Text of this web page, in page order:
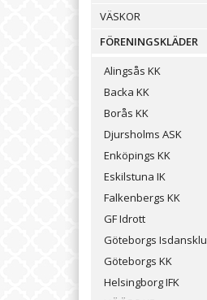
VÄSKOR
FÖRENINGSKLÄDER
Alingsås KK
Backa KK
Borås KK
Djursholms ASK
Enköpings KK
Eskilstuna IK
Falkenbergs KK
GF Idrott
Göteborgs
Göteborgs KK
Helsingborg IFK